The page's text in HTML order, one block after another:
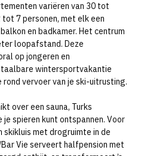
variëren van 30 tot
tot 7 personen, met elk een
en badkamer. Het centrum
loopafstand. Deze
op jongeren en
wintersportvakantie
vervoer van je ski-uitrusting.
over een sauna, Turks
spieren kunt ontspannen. Voor
skikluis met drogruimte in de
Vie serveert halfpension met